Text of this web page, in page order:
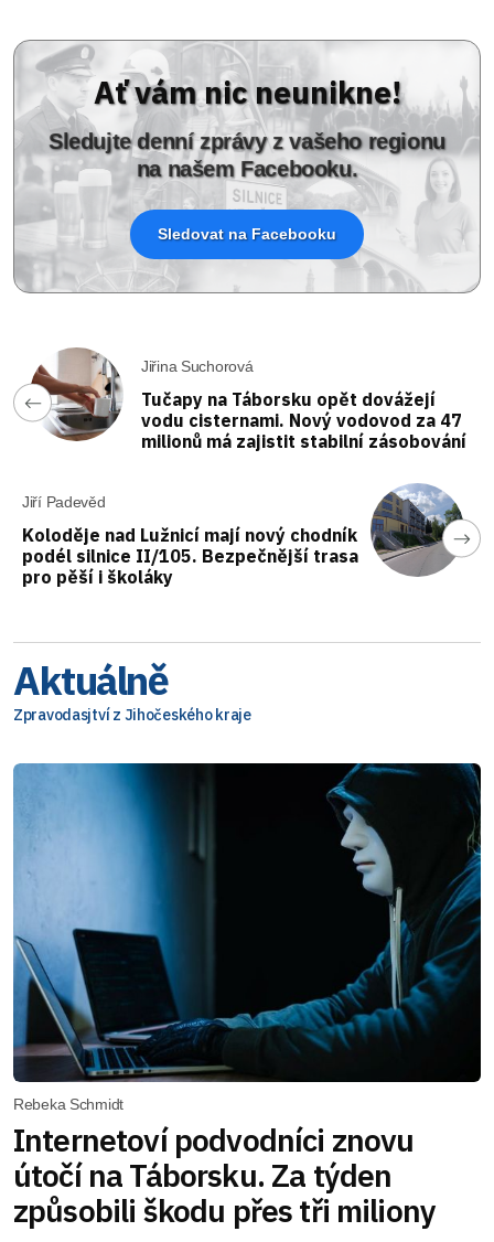
Ať vám nic neunikne!
Sledujte denní zprávy z vašeho regionu
na našem Facebooku.
Sledovat na Facebooku
Jiřina Suchorová
Tučapy na Táborsku opět dovážejí
vodu cisternami. Nový vodovod za 47
milionů má zajistit stabilní zásobování
Jiří Padevěd
Koloděje nad Lužnicí mají nový chodník
podél silnice II/105. Bezpečnější trasa
pro pěší i školáky
Aktuálně
Zpravodasjtví z Jihočeského kraje
Rebeka Schmidt
Internetoví podvodníci znovu
útočí na Táborsku. Za týden
způsobili škodu přes tři miliony